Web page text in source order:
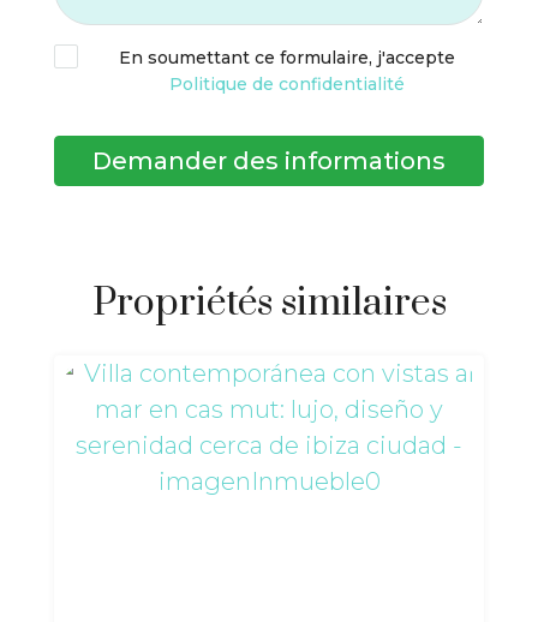
En soumettant ce formulaire, j'accepte
Politique de confidentialité
Demander des informations
Propriétés similaires